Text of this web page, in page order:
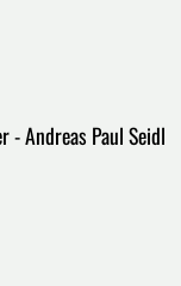
- Andreas Paul Seidl